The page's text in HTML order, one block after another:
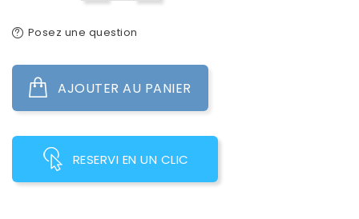
Posez une question
AJOUTER AU PANIER
RESERVI EN UN CLIC